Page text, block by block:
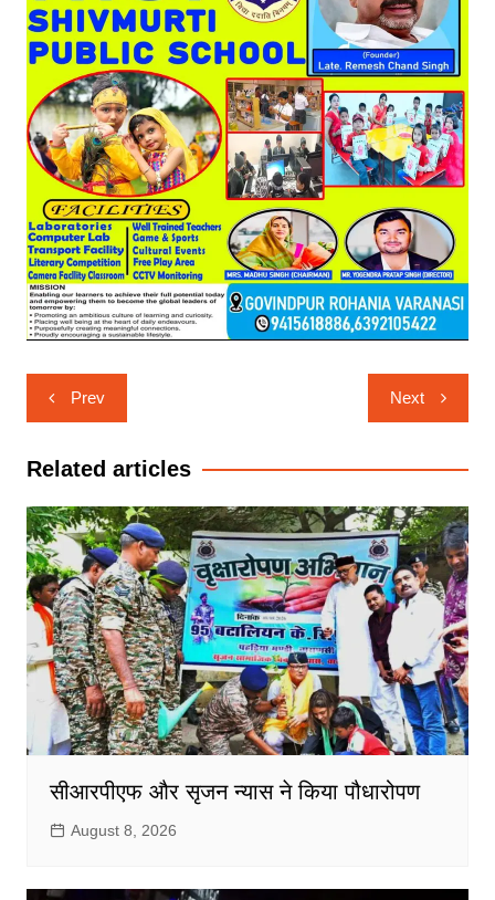
Post
navigation
Prev Next
Related articles
सीआरपीएफ और सृजन न्यास ने किया पौधारोपण
August 8, 2026